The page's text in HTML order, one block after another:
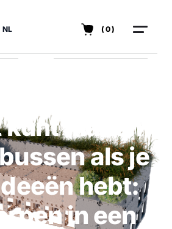
NL (0)
maken
als je
hebt:
in een